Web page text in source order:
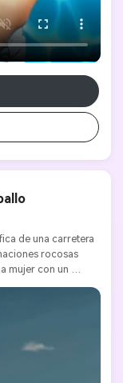
de una carretera
rocosas
mujer con un
de ala ancha
lado del
se acerca a un
Se sube al caballo
a cabalgar hacia el